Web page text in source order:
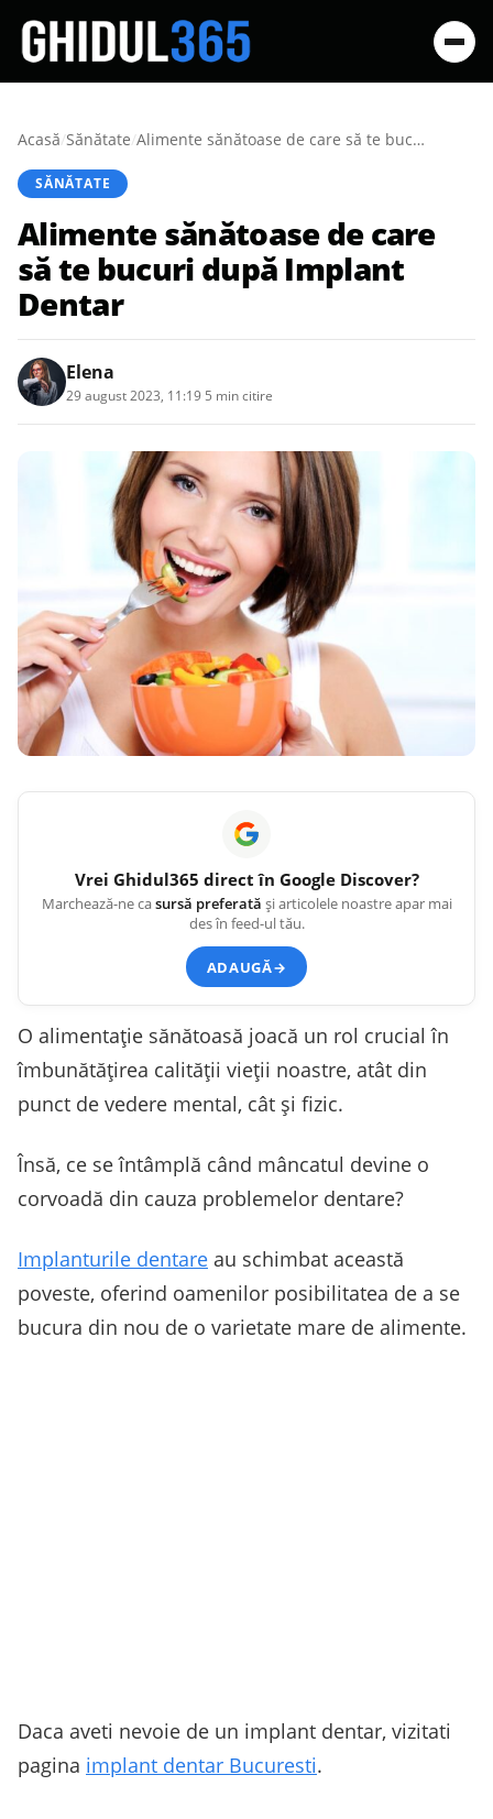
Acasă/Sănătate/ Alimente sănătoase de care să te bucuri după Implant Dentar
SĂNĂTATE
Alimente sănătoase de care
să te bucuri după Implant
Dentar
Elena
29 august 2023, 11:19 5 min citire
Vrei Ghidul365 direct în Google Discover?
Marchează-ne casursă preferată și articolele noastre apar mai
des în feed-ul tău.
ADAUGĂ→
O alimentație sănătoasă joacă un rol crucial în
îmbunătățirea calității vieții noastre, atât din
punct de vedere mental, cât și fizic.
Însă, ce se întâmplă când mâncatul devine o
corvoadă din cauza problemelor dentare?
Implanturile dentare au schimbat această
poveste, oferind oamenilor posibilitatea de a se
bucura din nou de o varietate mare de alimente.
Daca aveti nevoie de un implant dentar, vizitati
pagina implant dentar Bucuresti.